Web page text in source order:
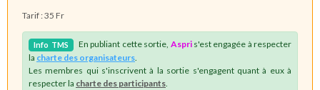
Tarif : 35 Fr
Info TMS En publiant cette sortie, Aspris'est engagée à respecter
la charte des organisateurs
Les membres qui s'inscrivent à la sortie s'engagent quant à eux à
respecter la charte des participants